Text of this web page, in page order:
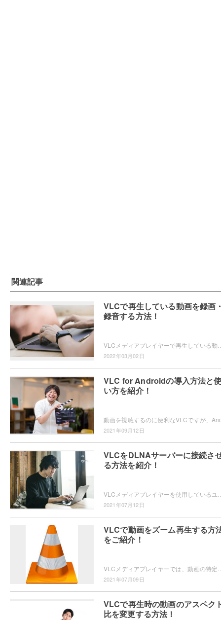
関連記事
VLCで再生している動画を録画
録音する方法！
2022年03月02日
VLC for Androidの導入方法と
い方を紹介！
2021年09月12日
VLCをDLNAサーバーに接続さ
る方法を紹介！
2021年07月12日
VLCで動画をズーム再生する方
をご紹介！
2021年07月09日
VLCで再生時の動画のアスペク
比を変更する方法！